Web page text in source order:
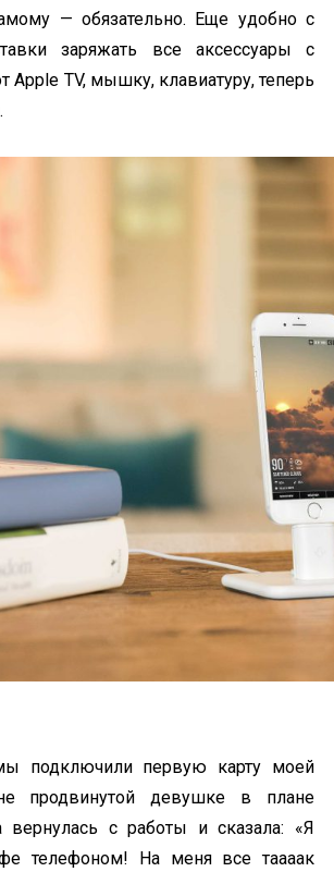
— обязательно. Еще удобно с
заряжать все аксессуары с
Apple TV, мышку, клавиатуру, теперь
подключили первую карту моей
продвинутой девушке в плане
вернулась с работы и сказала: «Я
телефоном! На меня все таааак